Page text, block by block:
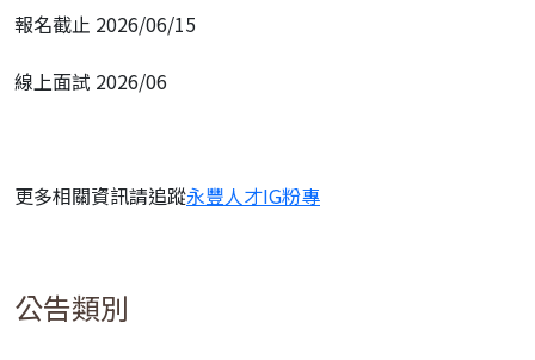
報名截止 2026/06/15
線上面試 2026/06
更多相關資訊請追蹤永豐人才IG粉專
公告類別